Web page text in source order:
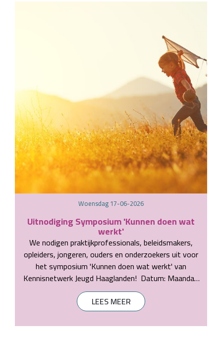
woensdag 17-06-2026
Uitnodiging Symposium 'Kunnen doen wat
werkt'
We nodigen praktijkprofessionals, beleidsmakers,
opleiders, jongeren, ouders en onderzoekers uit voor
het symposium 'Kunnen doen wat werkt' van
Kennisnetwerk Jeugd Haaglanden! Datum: Maandag
14 september 2026Tijdstip: 13:00 - 17:30Locatie:
De
LEES MEER